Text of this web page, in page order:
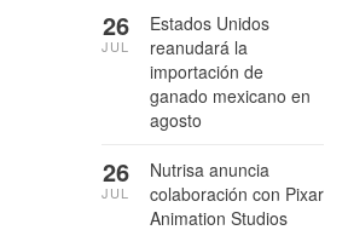
Estados Unidos
reanudará la
importación de
ganado mexicano en
agosto
26
JUL
Nutrisa anuncia
colaboración con Pixar
Animation Studios
26
JUL